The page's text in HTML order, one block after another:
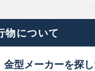
物について
金型メーカーを探